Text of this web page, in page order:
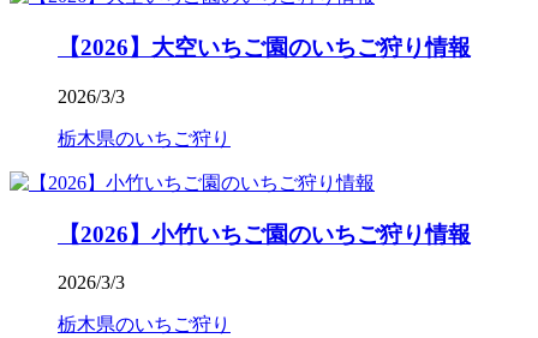
【2026】大空いちご園のいちご狩り情報
2026/3/3
栃木県のいちご狩り
【2026】小竹いちご園のいちご狩り情報
2026/3/3
栃木県のいちご狩り